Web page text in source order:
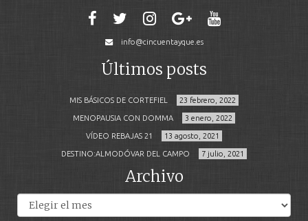
info@cincuentayque.es
Últimos posts
MIS BÁSICOS DE CORTEFIEL 23 febrero, 2022
MENOPAUSIA CON DOMMA 3 enero, 2022
VÍDEO REBAJAS 21 13 agosto, 2021
DESTINO:ALMODÓVAR DEL CAMPO 7 julio, 2021
Archivo